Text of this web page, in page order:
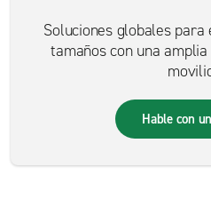
Soluciones globales
tamaños con una
Hable con